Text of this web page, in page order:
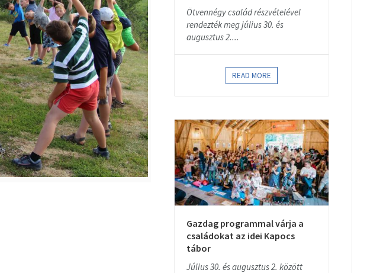
Ötvennégy család részvételével
rendezték meg július 30. és
augusztus 2....
READ MORE
Gazdag programmal várja a
családokat az idei Kapocs
tábor
Július 30. és augusztus 2. között